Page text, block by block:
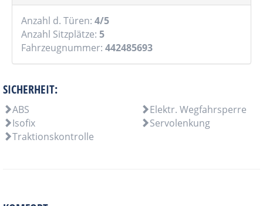
Anzahl d. Türen: 4/5
Anzahl Sitzplätze: 5
Fahrzeugnummer: 442485693
SICHERHEIT:
ABS
Elektr. Wegfahrsperre
Isofix
Servolenkung
Traktionskontrolle